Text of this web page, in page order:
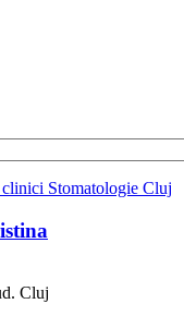
clinici Stomatologie Cluj
Cluj